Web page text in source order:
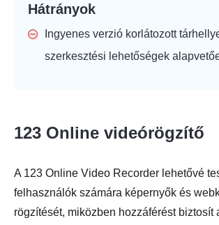
Hátrányok
Ingyenes verzió korlátozott
szerkesztési lehetőségek
123 Online videórögzítő
A 123 Online Video Recorder lehetővé
felhasználók számára képernyők és
rögzítését, miközben hozzáférést biztosít